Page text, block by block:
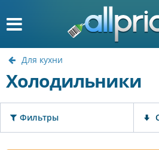
Для кухни
Холодильники
Фильтры